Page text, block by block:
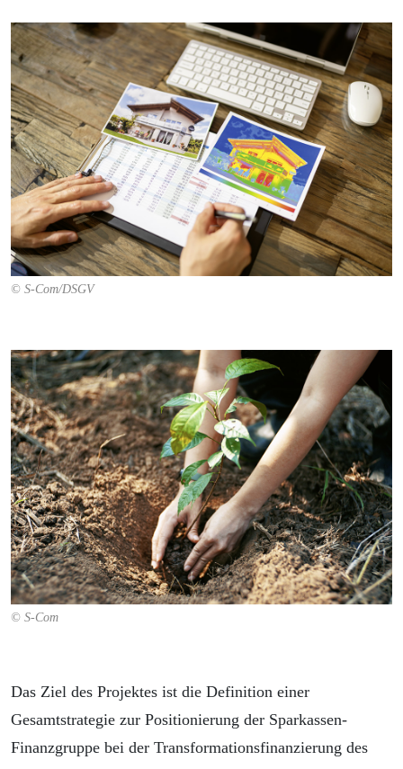
© S-Com/DSGV
© S-Com
Das Ziel des Projektes ist die Definition einer
Gesamtstrategie zur Positionierung der Sparkassen-
Finanzgruppe bei der Transformationsfinanzierung des